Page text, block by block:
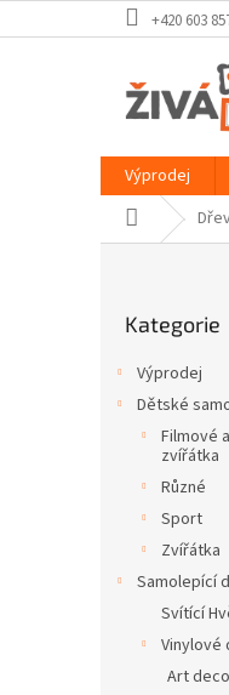
na
+420 603
Výprodej
Domů
kategorie
Kategorie
Výprodej
Dětské
Filmové
zvířátka
Různé
Sport
Zvířátka
Samolepící
Svítící
Vinylové
Art